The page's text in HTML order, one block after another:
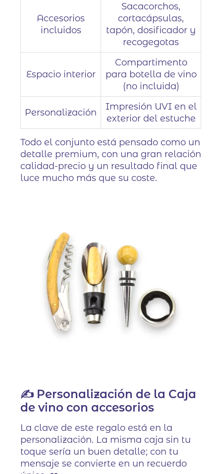
Accesorios
incluidos
Sacacorchos,
cortacápsulas,
tapón, dosificador y
recogegotas
Espacio interior
Compartimento
para botella de vino
(no incluida)
Personalización
Impresión UVI en el
exterior del estuche
Todo el conjunto está pensado como un
detalle premium, con una gran relación
calidad-precio y un resultado final que
luce mucho más que su coste.
✍️ Personalización de la Caja
de vino con accesorios
La clave de este regalo está en la
personalización. La misma caja sin tu
toque sería un buen detalle; con tu
mensaje se convierte en un recuerdo